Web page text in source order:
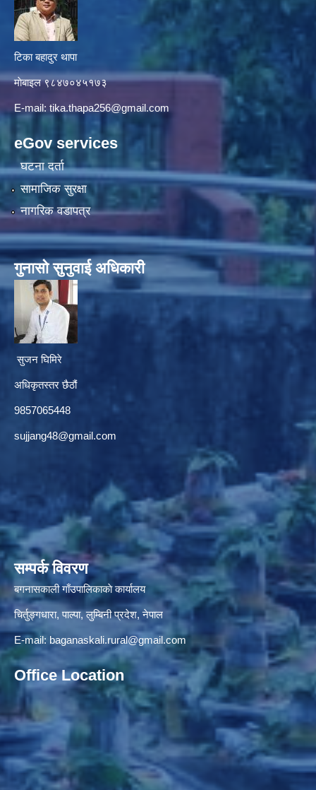
टिका बहादुर थापा
माे‍बाइल ९८४७०४५१७३
E-mail: tika.thapa256@gmail.com
eGov services
घटना दर्ता
सामाजिक सुरक्षा
नागरिक वडापत्र
गुनासाे सुनुवाई अधिकारी
सुजन घिमिरे
अधिकृतस्तर छैठौं‌
9857065448
sujjang48@gmail.com
सम्पर्क विवरण
बगनासकाली गाँउपालिकाकाे कार्यालय
चिर्तुङ्गधारा, पाल्पा, लुम्बिनी प्रदेश, नेपाल
E-mail: baganaskali.rural@gmail.com
Office Location